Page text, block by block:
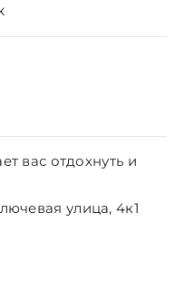
вас отдохнуть и
улица, 4к1